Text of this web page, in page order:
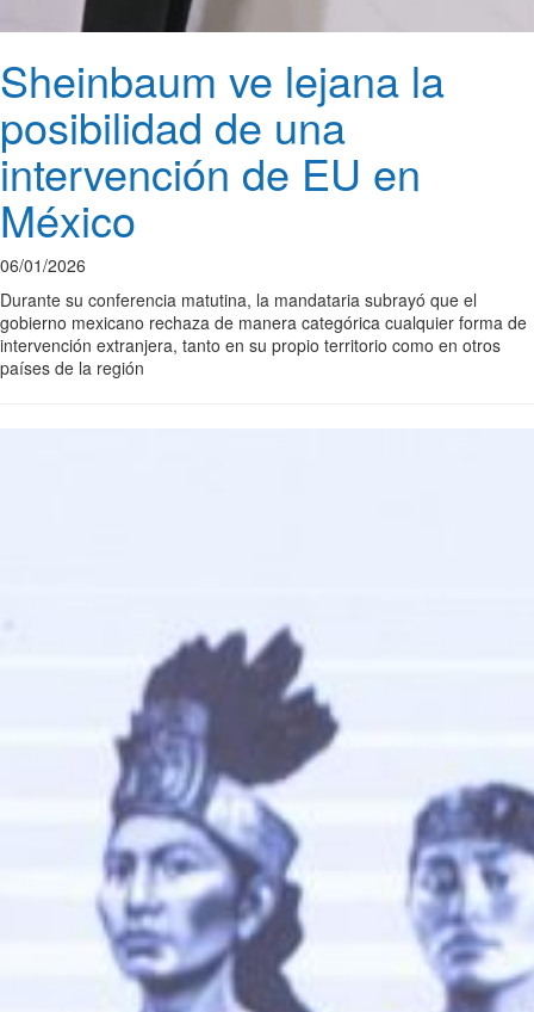
Sheinbaum ve lejana la
posibilidad de una
intervención de EU en
México
06/01/2026
Durante su conferencia matutina, la mandataria subrayó que el
gobierno mexicano rechaza de manera categórica cualquier forma de
intervención extranjera, tanto en su propio territorio como en otros
países de la región